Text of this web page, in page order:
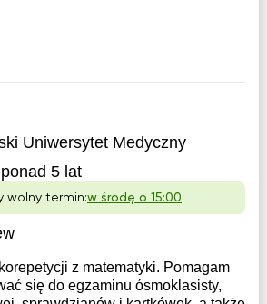
Uniwersytet Medyczny
ponad 5 lat
wolny termin:w środę o 15:00
z matematyki. Pomagam
się do egzaminu ósmoklasisty,